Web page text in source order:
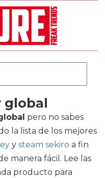
global
pero no sabes
la lista de los mejores
y steam sekiro a fin
manera fácil. Lee las
producto para